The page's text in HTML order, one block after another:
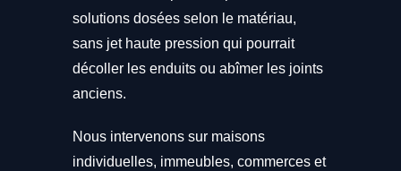
solutions dosées selon le matériau,
sans jet haute pression qui pourrait
décoller les enduits ou abîmer les joints
anciens.
Nous intervenons sur maisons
individuelles, immeubles, commerces et